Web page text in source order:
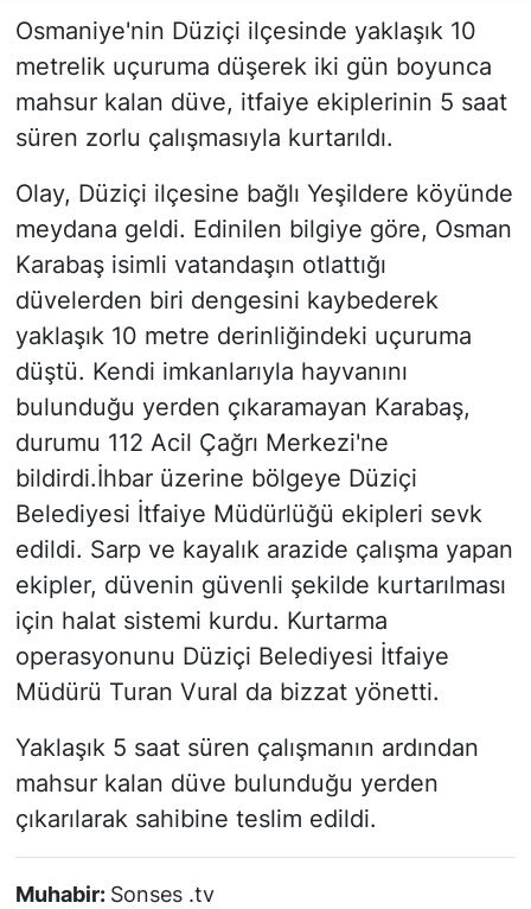
Osmaniye'nin Düziçi ilçesinde yaklaşık 10
metrelik uçuruma düşerek iki gün boyunca
mahsur kalan düve, itfaiye ekiplerinin 5 saat
süren zorlu çalışmasıyla kurtarıldı.
Olay, Düziçi ilçesine bağlı Yeşildere köyünde
meydana geldi. Edinilen bilgiye göre, Osman
Karabaş isimli vatandaşın otlattığı
düvelerden biri dengesini kaybederek
yaklaşık 10 metre derinliğindeki uçuruma
düştü. Kendi imkanlarıyla hayvanını
bulunduğu yerden çıkaramayan Karabaş,
durumu 112 Acil Çağrı Merkezi'ne
bildirdi.İhbar üzerine bölgeye Düziçi
Belediyesi İtfaiye Müdürlüğü ekipleri sevk
edildi. Sarp ve kayalık arazide çalışma yapan
ekipler, düvenin güvenli şekilde kurtarılması
için halat sistemi kurdu. Kurtarma
operasyonunu Düziçi Belediyesi İtfaiye
Müdürü Turan Vural da bizzat yönetti.
Yaklaşık 5 saat süren çalışmanın ardından
mahsur kalan düve bulunduğu yerden
çıkarılarak sahibine teslim edildi.
Muhabir: Sonses .tv